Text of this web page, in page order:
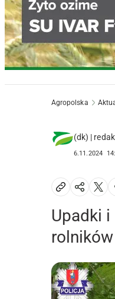
Agropolska
(dk) |
6.11.2024
Upadki